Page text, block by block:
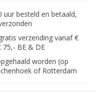
besteld en betaald,
verzending vanaf €
75,- BE & DE
worden (op
of Rotterdam